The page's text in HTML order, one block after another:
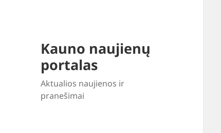
Kauno naujienų
portalas
Aktualios naujienos ir
pranešimai